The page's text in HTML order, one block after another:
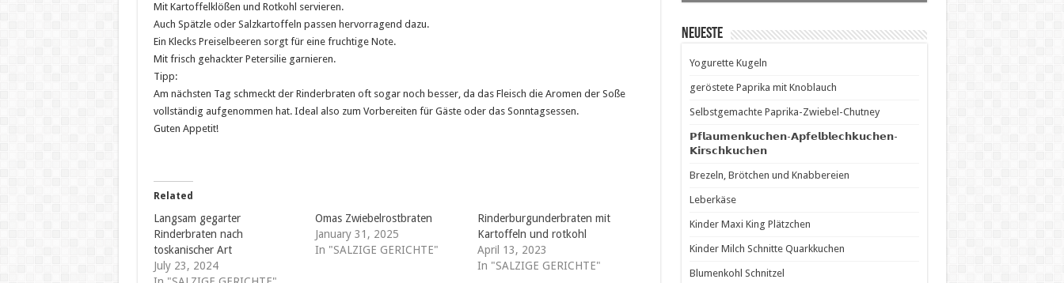
Mit Kartoffelklößen und Rotkohl servieren.
Auch Spätzle oder Salzkartoffeln passen hervorragend dazu.
Ein Klecks Preiselbeeren sorgt für eine fruchtige Note.
Mit frisch gehackter Petersilie garnieren.
Tipp:
Am nächsten Tag schmeckt der Rinderbraten oft sogar noch besser, da das Fleisch die Aromen der Soße
vollständig aufgenommen hat. Ideal also zum Vorbereiten für Gäste oder das Sonntagsessen.
Guten Appetit!
Related
Langsam gegarter
Rinderbraten nach
toskanischer Art
July 23, 2024
Omas Zwiebelrostbraten
January 31, 2025
In "SALZIGE GERICHTE"
Rinderburgunderbraten mit
Kartoffeln und rotkohl
April 13, 2023
In "SALZIGE GERICHTE"
Neueste
Yogurette Kugeln
geröstete Paprika mit Knoblauch
Selbstgemachte Paprika-Zwiebel-Chutney
𝗣𝗳𝗹𝗮𝘂𝗺𝗲𝗻𝗸𝘂𝗰𝗵𝗲𝗻-𝗔𝗽𝗳𝗲𝗹𝗯𝗹𝗲𝗰𝗵𝗸𝘂𝗰𝗵𝗲𝗻-
𝗞𝗶𝗿𝘀𝗰𝗵𝗸𝘂𝗰𝗵𝗲𝗻
Brezeln, Brötchen und Knabbereien
Leberkäse
Kinder Maxi King Plätzchen
Kinder Milch Schnitte Quarkkuchen
Blumenkohl Schnitzel